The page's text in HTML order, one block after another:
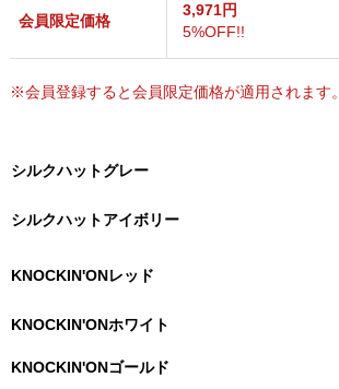
会員限定価格
3,971円
5%OFF!!
※会員登録すると会員限定価格が適用されます。
シルクハットグレー
シルクハットアイボリー
KNOCKIN'ONレッド
KNOCKIN'ONホワイト
KNOCKIN'ONゴールド